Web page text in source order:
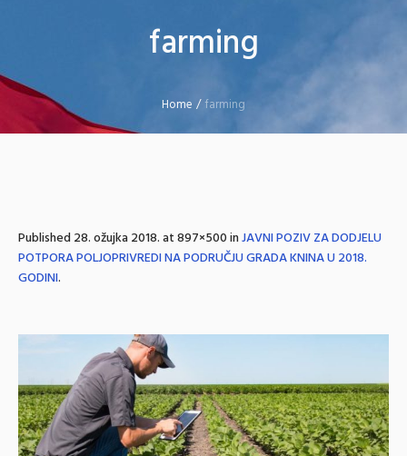
farming
Home /farming
Published28. ožujka 2018.at 897×500 inJAVNI POZIV ZA DODJELU
POTPORA POLJOPRIVREDI NA PODRUČJU GRADA KNINA U 2018.
GODINI.